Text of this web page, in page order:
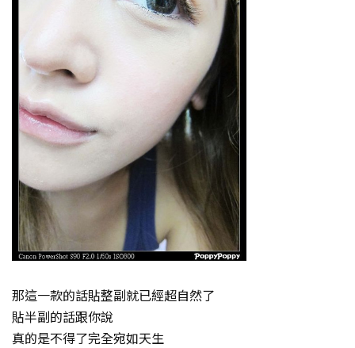
那這一款的話貼整副就已經超自然了
貼半副的話跟你說
真的是不得了完全宛如天生